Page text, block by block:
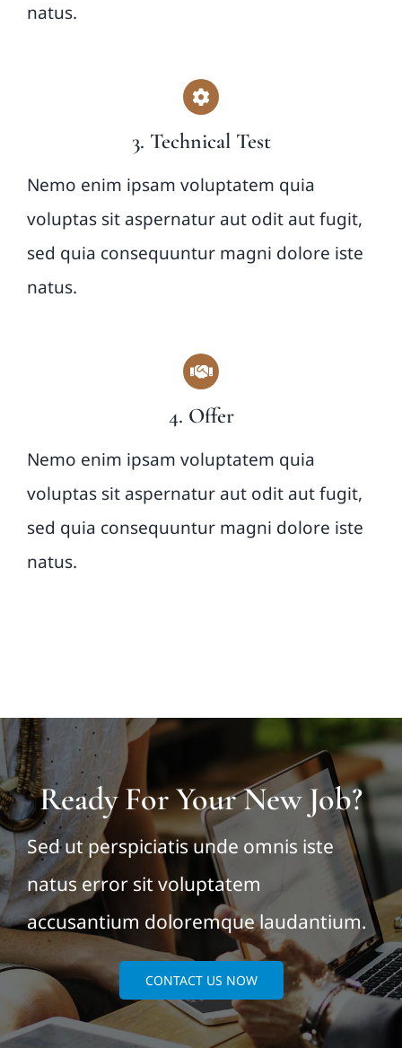
natus.
3. Technical Test
Nemo enim ipsam voluptatem quia
voluptas sit aspernatur aut odit aut fugit,
sed quia consequuntur magni dolore iste
natus.
4. Offer
Nemo enim ipsam voluptatem quia
voluptas sit aspernatur aut odit aut fugit,
sed quia consequuntur magni dolore iste
natus.
Ready For Your New Job?
Sed ut perspiciatis unde omnis iste
natus error sit voluptatem
accusantium doloremque laudantium.
CONTACT US NOW